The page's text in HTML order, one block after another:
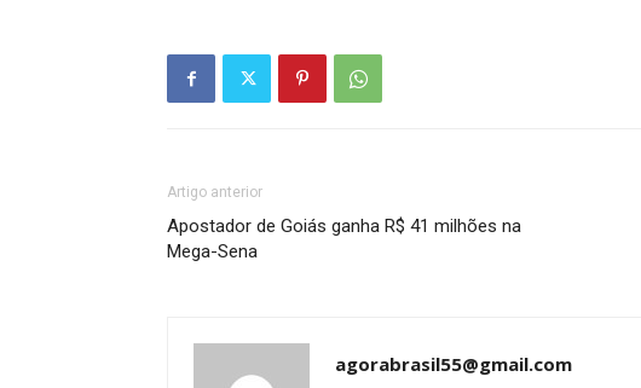
Artigo anterior
Apostador de Goiás ganha R$ 41 milhões na
Mega-Sena
agorabrasil55@gmail.com